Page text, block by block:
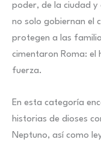
poder, de la ciudad y
no solo gobiernan el
protegen a las
cimentaron Roma: el
fuerza.
En esta categoría
historias de dioses
Neptuno, así como